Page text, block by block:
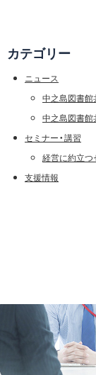
カテゴリー
ニュース
中之島図書館
中之島図書
セミナー・講習
経営に約立つ
支援情報